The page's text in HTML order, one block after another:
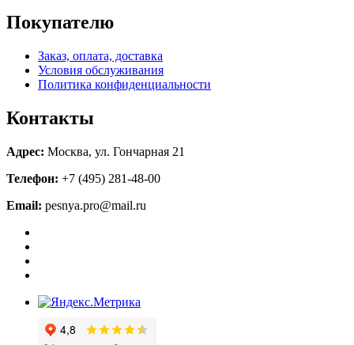
Покупателю
Заказ, оплата, доставка
Условия обслуживания
Политика конфиденциальности
Контакты
Адрес: Москва, ул. Гончарная 21
Телефон: +7 (495) 281-48-00
Email: pesnya.pro@mail.ru